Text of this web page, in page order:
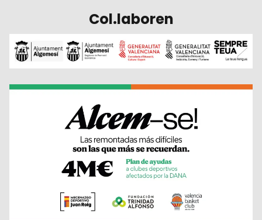
Col.laboren